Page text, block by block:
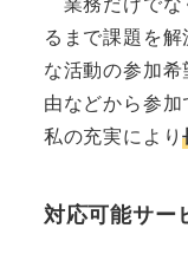
るまで課題を
な活動の参加
由などから参
私の充実により
対応可能サー